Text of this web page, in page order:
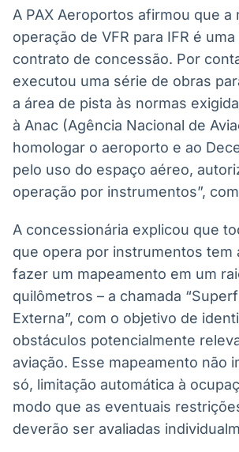
A PAX Aeroportos afirmou que a
operação de VFR para IFR é
contrato de concessão. Por
executou uma série de obras
a área de pista às normas
à Anac (Agência Nacional de
homologar o aeroporto e ao
pelo uso do espaço aéreo,
operação por instrumentos”,
A concessionária explicou que
que opera por instrumentos tem
fazer um mapeamento em um
quilômetros – a chamada
Externa”, com o objetivo de
obstáculos potencialmente
aviação. Esse mapeamento não
só, limitação automática à
modo que as eventuais
deverão ser avaliadas